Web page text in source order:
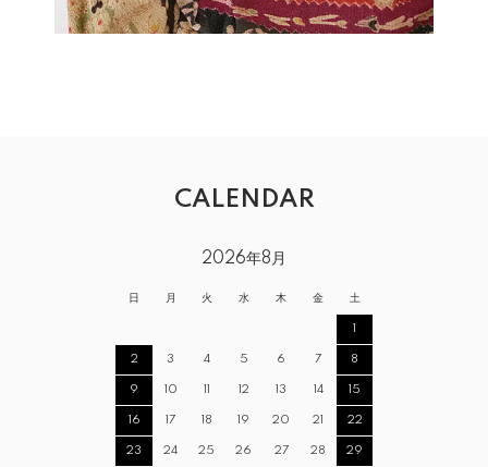
CALENDAR
2026年8月
日 月 火 水 木 金 土
1
2 3 4 5 6 7 8
9 10 11 12 13 14 15
16 17 18 19 20 21 22
23 24 25 26 27 28 29